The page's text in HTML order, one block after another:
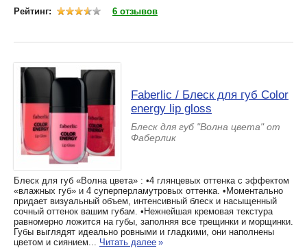
Рейтинг:
6 отзывов
Faberlic / Блеск для губ Color
energy lip gloss
Блеск для губ "Волна цвета" от
Фаберлик
Блеск для губ «Волна цвета» : •4 глянцевых оттенка с эффектом
«влажных губ» и 4 суперперламутровых оттенка. •Моментально
придает визуальный объем, интенсивный блеск и насыщенный
сочный оттенок вашим губам. •Нежнейшая кремовая текстура
равномерно ложится на губы, заполняя все трещинки и морщинки.
Губы выглядят идеально ровными и гладкими, они наполнены
цветом и сиянием... Читать далее »